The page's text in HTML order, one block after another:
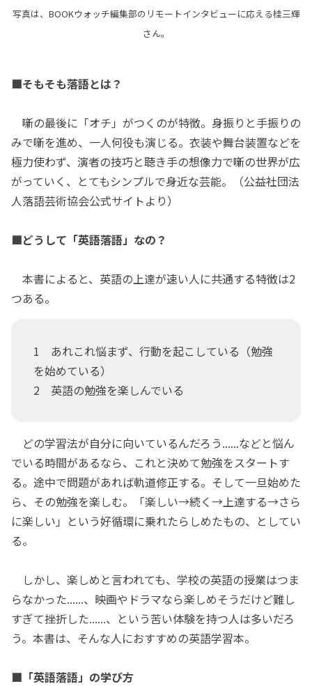
写真は、BOOKウォッチ編集部のリモートインタビューに応える桂三輝
さん。
■そもそも落語とは？
噺の最後に「オチ」がつくのが特徴。身振りと手振りの
みで噺を進め、一人何役も演じる。衣装や舞台装置などを
極力使わず、演者の技巧と聴き手の想像力で噺の世界が広
がっていく、とてもシンプルで身近な芸能。（公益社団法
人落語芸術協会公式サイトより）
■どうして「英語落語」なの？
本書によると、英語の上達が速い人に共通する特徴は2
つある。
1 あれこれ悩まず、行動を起こしている（勉強
を始めている）
2 英語の勉強を楽しんでいる
どの学習法が自分に向いているんだろう......などと悩ん
でいる時間があるなら、これと決めて勉強をスタートす
る。途中で問題があれば軌道修正する。そして一旦始めた
ら、その勉強を楽しむ。「楽しい→続く→上達する→さら
に楽しい」という好循環に乗れたらしめたもの、としてい
る。
しかし、楽しめと言われても、学校の英語の授業はつま
らなかった......、映画やドラマなら楽しめそうだけど難し
すぎて挫折した......、という苦い体験を持つ人は多いだろ
う。本書は、そんな人におすすめの英語学習本。
■「英語落語」の学び方